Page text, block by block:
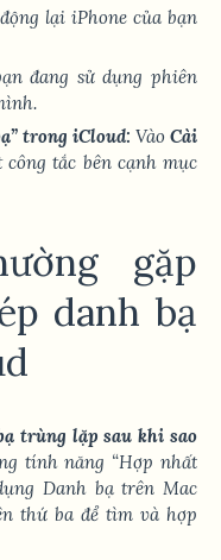
lại iPhone của bạn
đang sử dụng phiên
trong iCloud: VàoCài
tắc bên cạnh mục
gặp
danh bạ
trùng lặp sau khi sao
tính năng “Hợp nhất
Danh bạ trên Mac
thứ ba để tìm và hợp